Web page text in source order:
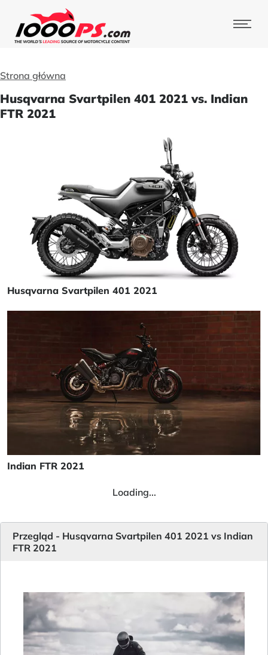
Strona główna
Husqvarna Svartpilen 401 2021 vs. Indian
FTR 2021
Husqvarna Svartpilen 401 2021
Indian FTR 2021
Loading...
Przegląd - Husqvarna Svartpilen 401 2021 vs Indian
FTR 2021